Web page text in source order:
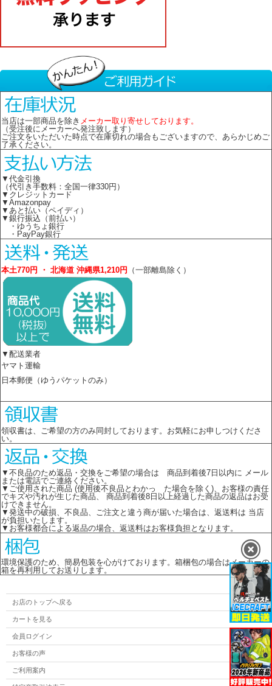
当店は一部商品を除き メーカー取り寄せしております。
（受注後にメーカーへ発注致します）
ご注文をいただいた時点で在庫切れの場合もございますので、あらかじめご
了承ください。
▼代金引換
（代引き手数料：全国一律330円）
▼クレジットカード
▼Amazonpay
▼あと払い（ペイディ）
▼銀行振込（前払い）
・ゆうちょ銀行
・PayPay銀行
本土770円 ・ 北海道 沖縄県1,210円 （一部離島除く）
▼配送業者
ヤマト運輸
日本郵便（ゆうパケットのみ）
領収書は、ご希望の方のみ同封しております。お気軽にお申しつけくださ
い。
▼不良品のため返品・交換をご希望の場合は 商品到着後7日以内に メール
または電話でご連絡ください。
▼ご使用された商品 (使用後不良品とわかっ た場合を除く)、お客様の責任
でキズや汚れが生じた商品、 商品到着後8日以上経過した商品の返品はお受
けできません。
▼発送中の破損、不良品、ご注文と違う商が届いた場合は、返送料は 当店
が負担いたします。
▼お客様都合による返品の場合、返送料はお客様負担となります。
環境保護のため、簡易包装を心がけております。箱梱包の場合はメーカーの
箱を再利用してお送りします。
お店のトップへ戻る
カートを見る
会員ログイン
お客様の声
ご利用案内